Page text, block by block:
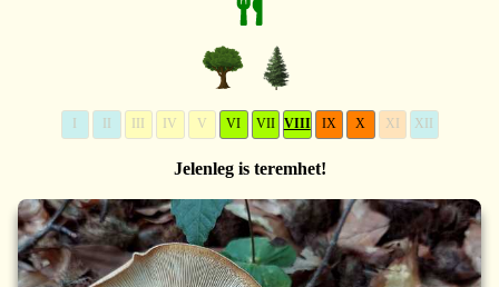
IV V VI VII VIII IX X XI XII
Jelenleg is teremhet!